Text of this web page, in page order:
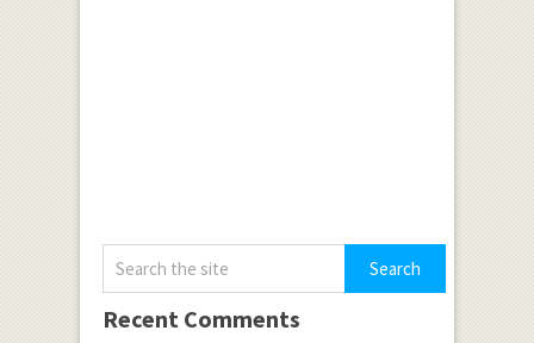
Recent Comments